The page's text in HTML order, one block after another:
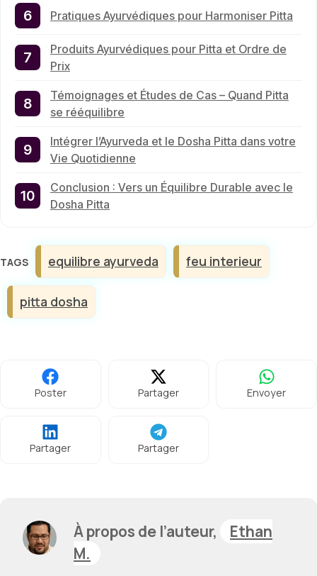
Pratiques Ayurvédiques pour Harmoniser Pitta
Produits Ayurvédiques pour Pitta et Ordre de
Prix
Témoignages et Études de Cas – Quand Pitta
se rééquilibre
Intégrer l’Ayurveda et le Dosha Pitta dans votre
Vie Quotidienne
Conclusion : Vers un Équilibre Durable avec le
Dosha Pitta
Étiquettes
equilibre ayurveda feu interieur
pitta dosha
Poster Partager Envoyer
Partager Partager
À propos de l’auteur,
Ethan
M.